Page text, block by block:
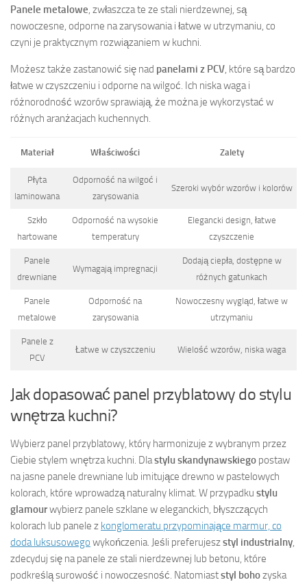
Panele metalowe , zwłaszcza te ze stali nierdzewnej, są
nowoczesne, odporne na zarysowania i łatwe w utrzymaniu, co
czyni je praktycznym rozwiązaniem w kuchni.
Możesz także zastanowić się nad panelami z PCV , które są bardzo
łatwe w czyszczeniu i odporne na wilgoć. Ich niska waga i
różnorodność wzorów sprawiają, że można je wykorzystać w
różnych aranżacjach kuchennych.
Materiał Właściwości Zalety
Płyta
laminowana
Odporność na wilgoć i
zarysowania
Szeroki wybór wzorów i kolorów
Szkło
hartowane
Odporność na wysokie
temperatury
Elegancki design, łatwe
czyszczenie
Panele
drewniane
Wymagają impregnacji
Dodają ciepła, dostępne w
różnych gatunkach
Panele
metalowe
Odporność na
zarysowania
Nowoczesny wygląd, łatwe w
utrzymaniu
Panele z
PCV
Łatwe w czyszczeniu Wielość wzorów, niska waga
Jak dopasować panel przyblatowy do stylu
wnętrza kuchni?
Wybierz panel przyblatowy, który harmonizuje z wybranym przez
Ciebie stylem wnętrza kuchni. Dlastylu skandynawskiego postaw
na jasne panele drewniane lub imitujące drewno w pastelowych
kolorach, które wprowadzą naturalny klimat. W przypadku stylu
glamourwybierz panele szklane w eleganckich, błyszczących
kolorach lub panele z konglomeratu przypominające marmur, co
doda luksusowego wykończenia. Jeśli preferujeszstyl industrialny,
zdecyduj się na panele ze stali nierdzewnej lub betonu, które
podkreślą surowość i nowoczesność. Natomiaststyl bohozyska